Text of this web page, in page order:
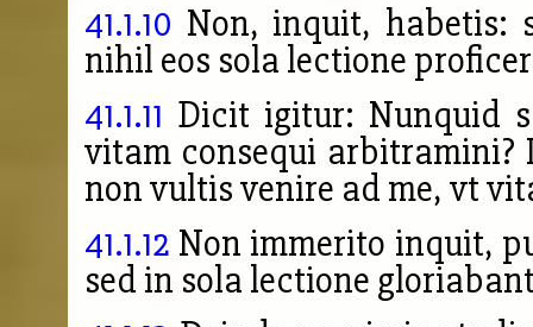
41.1.10 Non, inquit, habetis:
nihil eos sola lectione
41.1.11 Dicit igitur: Nunquid
vitam consequi arbitramini?
non vultis venire ad me, vt
41.1.12 Non immerito inquit,
sed in sola lectione